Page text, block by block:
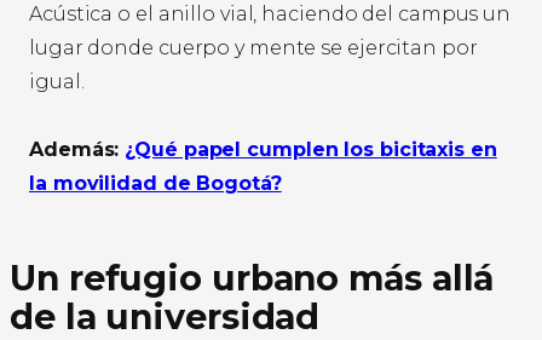
Acústica o el anillo vial, haciendo del campus un
lugar donde cuerpo y mente se ejercitan por
igual.
Además: ¿Qué papel cumplen los bicitaxis en
la movilidad de Bogotá?
Un refugio urbano más allá
de la universidad